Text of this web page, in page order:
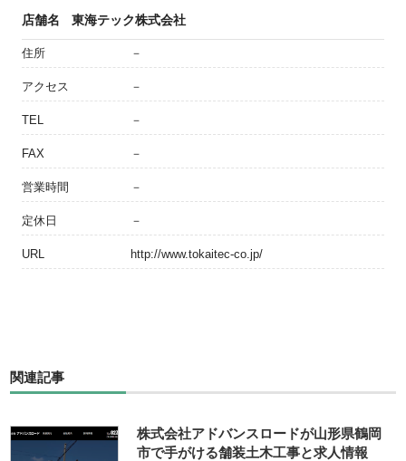
店舗名 東海テック株式会社
住所 －
アクセス －
TEL －
FAX －
営業時間 －
定休日 －
URL http://www.tokaitec-co.jp/
関連記事
株式会社アドバンスロードが山形県鶴岡
市で手がける舗装土木工事と求人情報